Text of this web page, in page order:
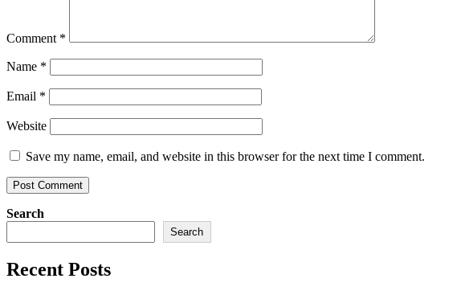
Comment *
Name *
Email *
Website
Save my name, email, and website in this browser for the next time I comment.
Search
Search
Recent Posts